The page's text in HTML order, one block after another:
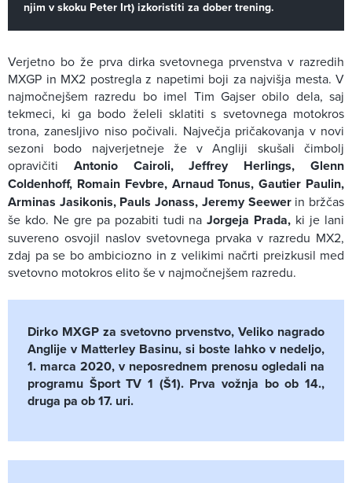
njim v skoku Peter Irt) izkoristiti za dober trening.
Verjetno bo že prva dirka svetovnega prvenstva v razredih
MXGP in MX2 postregla z napetimi boji za najvišja mesta. V
najmočnejšem razredu bo imel Tim Gajser obilo dela, saj
tekmeci, ki ga bodo želeli sklatiti s svetovnega motokros
trona, zanesljivo niso počivali. Največja pričakovanja v novi
sezoni bodo najverjetneje že v Angliji skušali čimbolj
opravičiti Antonio Cairoli, Jeffrey Herlings, Glenn
Coldenhoff, Romain Fevbre, Arnaud Tonus, Gautier Paulin,
Arminas Jasikonis, Pauls Jonass, Jeremy Seewerin bržčas
še kdo. Ne gre pa pozabiti tudi naJorgeja Prada, ki je lani
suvereno osvojil naslov svetovnega prvaka v razredu MX2,
zdaj pa se bo ambiciozno in z velikimi načrti preizkusil med
svetovno motokros elito še v najmočnejšem razredu.
Dirko MXGP za svetovno prvenstvo, Veliko nagrado
Anglije v Matterley Basinu, si boste lahko v nedeljo,
1. marca 2020, v neposrednem prenosu ogledali na
programu Šport TV 1 (Š1). Prva vožnja bo ob 14.,
druga pa ob 17. uri.